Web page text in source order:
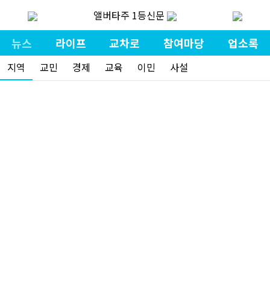
앨버타주 1등신문
뉴스 라이프 교차로 참여마당 업소록
지역 교민 경제 교육 이민 사설